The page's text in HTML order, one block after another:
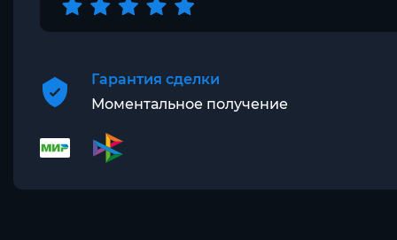
Гарантия сделки
Моментальное получение